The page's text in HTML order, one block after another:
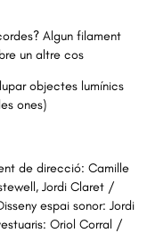
Algun filament
un altre cos
objectes lumínics
ones)
de direcció: Camille
Jordi Claret /
espai sonor: Jordi
Oriol Corral /